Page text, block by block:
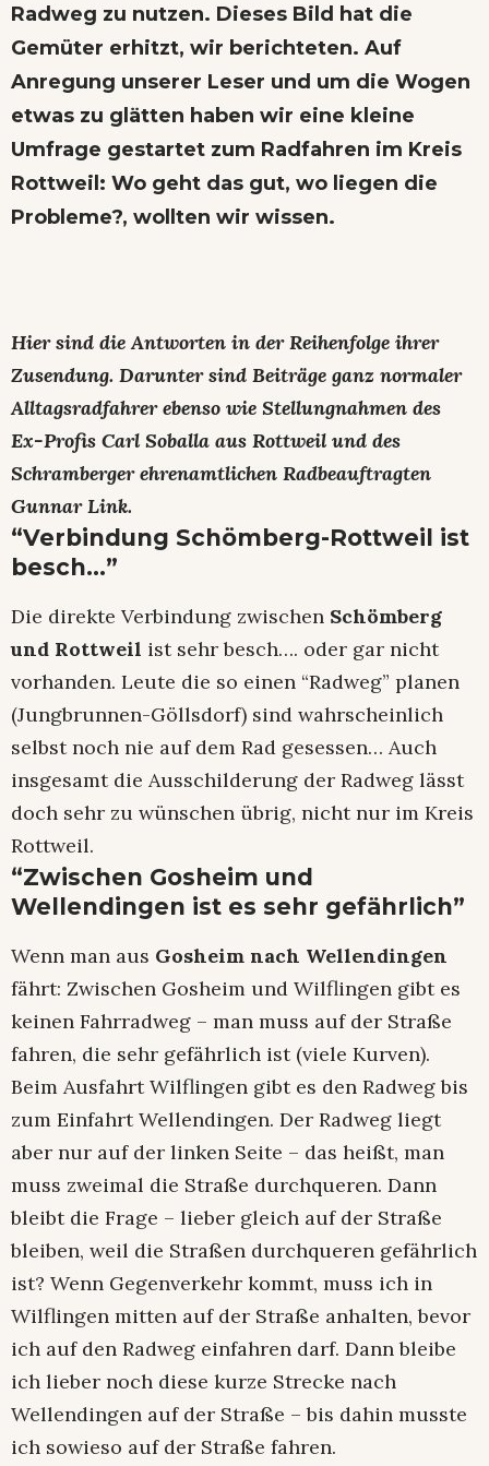
Radweg zu nutzen. Dieses Bild hat die
Gemüter erhitzt, wir berichteten. Auf
Anregung unserer Leser und um die Wogen
etwas zu glätten haben wir eine kleine
Umfrage gestartet zum Radfahren im Kreis
Rottweil: Wo geht das gut, wo liegen die
Probleme?, wollten wir wissen.
Hier sind die Antworten in der Reihenfolge ihrer
Zusendung. Darunter sind Beiträge ganz normaler
Alltagsradfahrer ebenso wie Stellungnahmen des
Ex-Profis Carl Soballa aus Rottweil und des
Schramberger ehrenamtlichen Radbeauftragten
Gunnar Link.
“Verbindung Schömberg-Rottweil ist
besch…”
Die direkte Verbindung zwischen Schömberg
und Rottweil ist sehr besch…. oder gar nicht
vorhanden. Leute die so einen “Radweg” planen
(Jungbrunnen-Göllsdorf) sind wahrscheinlich
selbst noch nie auf dem Rad gesessen… Auch
insgesamt die Ausschilderung der Radweg lässt
doch sehr zu wünschen übrig, nicht nur im Kreis
Rottweil.
“Zwischen Gosheim und
Wellendingen ist es sehr gefährlich”
Wenn man aus Gosheim nach Wellendingen
fährt: Zwischen Gosheim und Wilflingen gibt es
keinen Fahrradweg – man muss auf der Straße
fahren, die sehr gefährlich ist (viele Kurven).
Beim Ausfahrt Wilflingen gibt es den Radweg bis
zum Einfahrt Wellendingen. Der Radweg liegt
aber nur auf der linken Seite – das heißt, man
muss zweimal die Straße durchqueren. Dann
bleibt die Frage – lieber gleich auf der Straße
bleiben, weil die Straßen durchqueren gefährlich
ist? Wenn Gegenverkehr kommt, muss ich in
Wilflingen mitten auf der Straße anhalten, bevor
ich auf den Radweg einfahren darf. Dann bleibe
ich lieber noch diese kurze Strecke nach
Wellendingen auf der Straße – bis dahin musste
ich sowieso auf der Straße fahren.